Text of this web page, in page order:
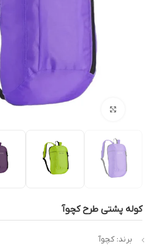
بزرگنمایی تصویر
پشتی طرح کچوآ
برند: کچوآ